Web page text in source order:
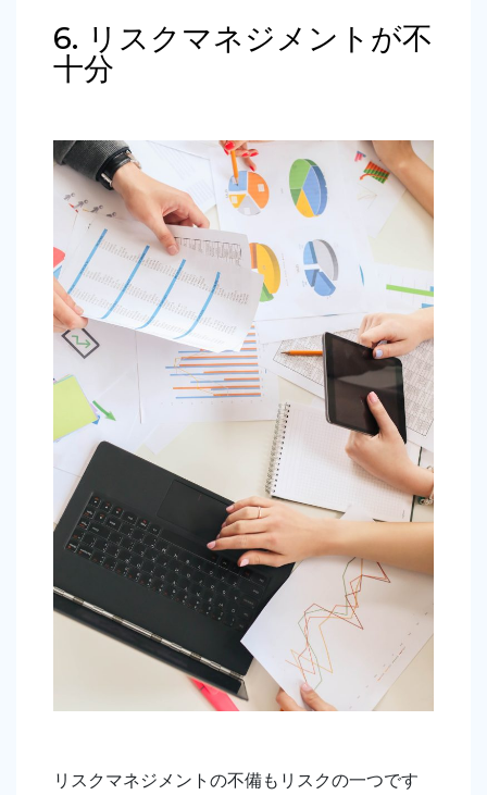
6. リスクマネジメントが不
十分
リスクマネジメントの不備もリスクの一つです